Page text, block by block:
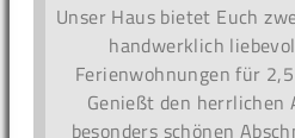
Unser Haus bietet Euch
handwerklich
Ferienwohnungen für
Genießt den herrlichen
besonders schönen